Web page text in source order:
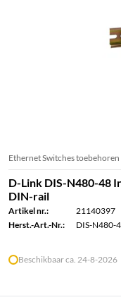
Ethernet Switches toebehoren
D-Link DIS-N480-48
DIN-rail
Artikel nr.:
21140397
Herst.-Art.-Nr.:
DIS-N480-
Beschikbaar ca. 24-8-2026